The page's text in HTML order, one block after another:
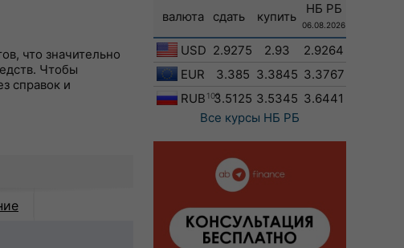
что значительно
Чтобы
справок и
валюта сдать купить
НБ РБ
06.08.2026
USD 2.9275 2.93
2.9264
EUR
3.385 3.3845 3.3767
RUB 1003.5125 3.5345 3.6441
Все курсы НБ РБ